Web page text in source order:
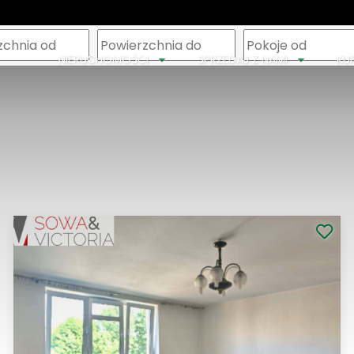
NIERUCHOMOŚCI SPRZEDAJ Z NAMI